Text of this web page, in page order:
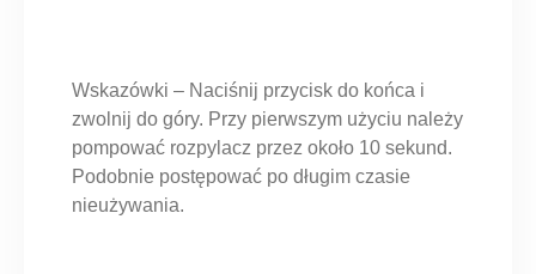
Wskazówki – Naciśnij przycisk do końca i
zwolnij do góry. Przy pierwszym użyciu należy
pompować rozpylacz przez około 10 sekund.
Podobnie postępować po długim czasie
nieużywania.